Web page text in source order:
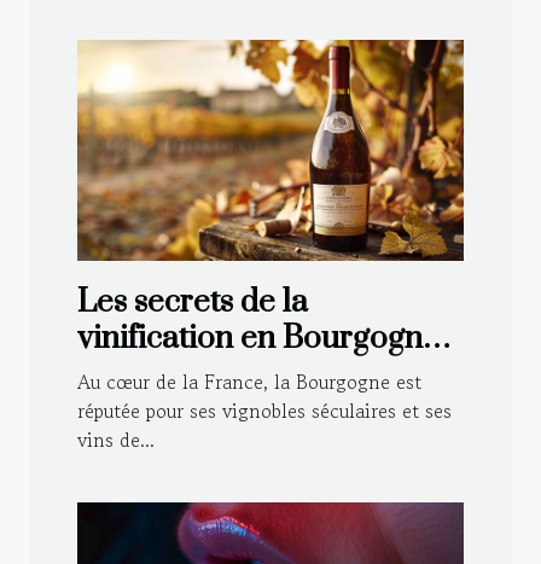
Les secrets de la
vinification en Bourgogne :
Techniques traditionnelles
et modernes
Au cœur de la France, la Bourgogne est
réputée pour ses vignobles séculaires et ses
vins de...